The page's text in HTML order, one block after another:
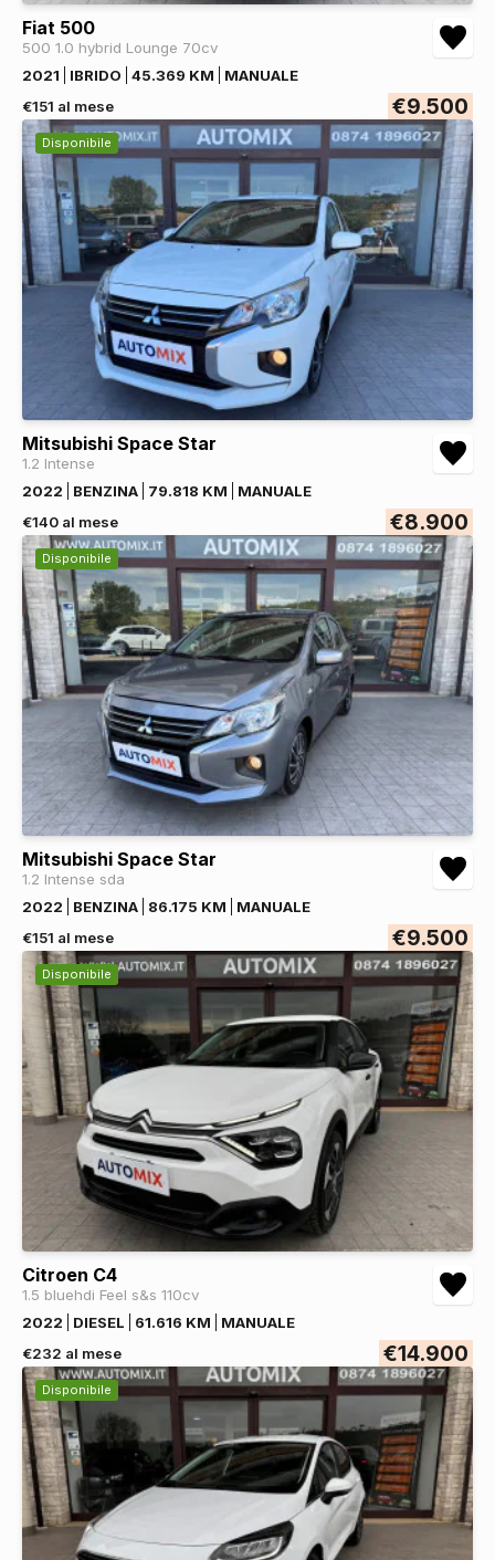
Fiat 500
500 1.0 hybrid Lounge 70cv
2021
IBRIDO 45.369 KM
MANUALE
€151 al mese
€9.500
Disponibile
Mitsubishi Space Star
1.2 Intense
2022
BENZINA 79.818 KM
MANUALE
€140 al mese
€8.900
Disponibile
Mitsubishi Space Star
1.2 Intense sda
2022
BENZINA 86.175 KM
MANUALE
€151 al mese
€9.500
Disponibile
Citroen C4
1.5 bluehdi Feel s&s 110cv
2022
DIESEL 61.616 KM
MANUALE
€232 al mese
€14.900
Disponibile